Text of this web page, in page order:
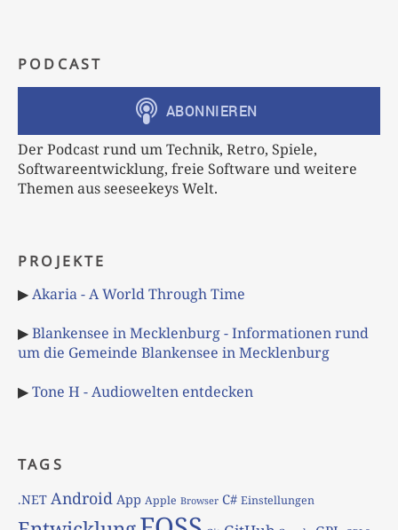
PODCAST
Der Podcast rund um Technik, Retro, Spiele,
Softwareentwicklung, freie Software und weitere
Themen aus seeseekeys Welt.
PROJEKTE
▶Akaria - A World Through Time
▶Blankensee in Mecklenburg - Informationen rund
um die Gemeinde Blankensee in Mecklenburg
▶Tone H - Audiowelten entdecken
TAGS
.NET Android App Apple Browser C# Einstellungen